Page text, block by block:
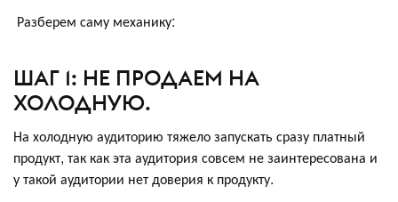
Разберем саму механику:
ШАГ 1: НЕ ПРОДАЕМ НА
ХОЛОДНУЮ.
На холодную аудиторию тяжело запускать сразу платный
продукт, так как эта аудитория совсем не заинтересована и
у такой аудитории нет доверия к продукту.